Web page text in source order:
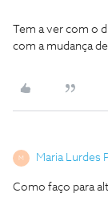
Tem a ver com o
com a mudança
M Maria Lurdes
Como faço para